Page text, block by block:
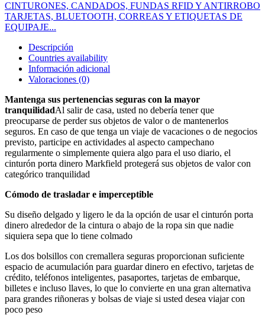
CINTURONES, CANDADOS, FUNDAS RFID Y ANTIRROBO
TARJETAS, BLUETOOTH, CORREAS Y ETIQUETAS DE
EQUIPAJE...
Descripción
Countries availability
Información adicional
Valoraciones (0)
Mantenga sus pertenencias seguras con la mayor
tranquilidadAl salir de casa, usted no debería tener que
preocuparse de perder sus objetos de valor o de mantenerlos
seguros. En caso de que tenga un viaje de vacaciones o de negocios
previsto, participe en actividades al aspecto campechano
regularmente o simplemente quiera algo para el uso diario, el
cinturón porta dinero Markfield protegerá sus objetos de valor con
categórico tranquilidad
Cómodo de trasladar e imperceptible
Su diseño delgado y ligero le da la opción de usar el cinturón porta
dinero alrededor de la cintura o abajo de la ropa sin que nadie
siquiera sepa que lo tiene colmado
Los dos bolsillos con cremallera seguras proporcionan suficiente
espacio de acumulación para guardar dinero en efectivo, tarjetas de
crédito, teléfonos inteligentes, pasaportes, tarjetas de embarque,
billetes e incluso llaves, lo que lo convierte en una gran alternativa
para grandes riñoneras y bolsas de viaje si usted desea viajar con
poco peso